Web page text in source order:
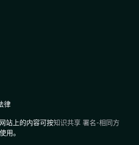
律
站上的内容可按知识共享 署名-相同方
用。